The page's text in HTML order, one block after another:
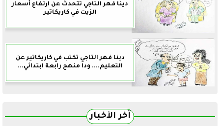
دينا فهر التاجي تتحدث عن ارتفاع أسعار
الزيت في كاريكاتير
دينا فهر التاجي تكتب في كاريكاتير عن
التعليم.... ودا منهج رابعة ابتدائي...
آخر الأخبار